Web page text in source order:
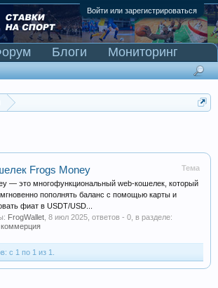
Войти или зарегистрироваться
Тема
Frogs Money
— это многофункциональный web-кошелек, который
пополнять баланс с помощью карты и
фиат в USDT/USD...
FrogWallet 8 июл 2025 , ответов - 0, в разделе:
с 1 по 1 из 1.
Блоги
Мониторинг